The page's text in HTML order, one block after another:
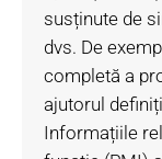
susținute de
dvs. De
completă a
ajutorul
Informațiile